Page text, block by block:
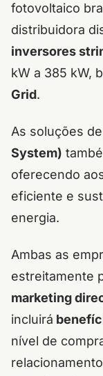
fotovoltaico
distribuidora
inversores
kW a 385 kW,
Grid.
As soluções de
System)
oferecendo
eficiente e
energia.
Ambas as
estreitamente
marketing
incluirá
nível de